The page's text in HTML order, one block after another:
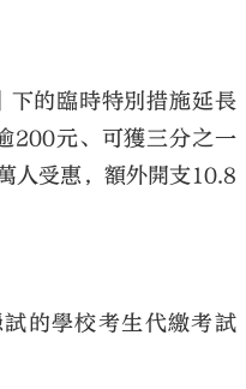
下的臨時特別措施延長
200元、可獲三分之一
人受惠，額外開支10.8
的學校考生代繳考試